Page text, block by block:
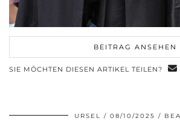
BEITRAG ANSEHEN
SIE MÖCHTEN DIESEN ARTIKEL TEILEN?
URSEL 08/10/2025